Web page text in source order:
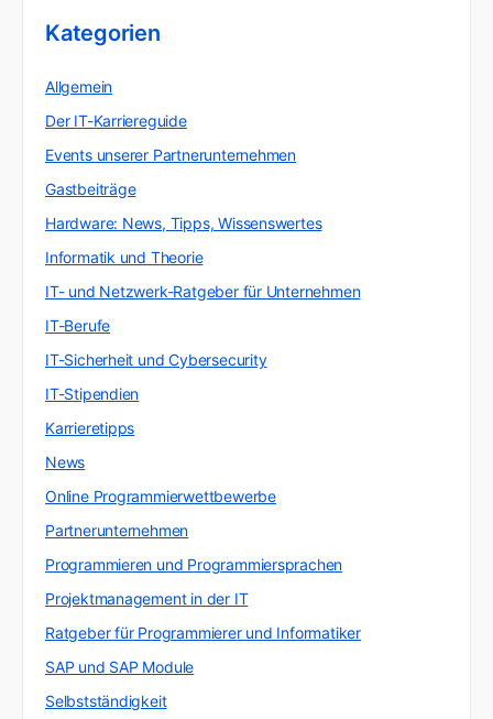
Kategorien
Allgemein
Der IT-Karriereguide
Events unserer Partnerunternehmen
Gastbeiträge
Hardware: News, Tipps, Wissenswertes
Informatik und Theorie
IT- und Netzwerk-Ratgeber für Unternehmen
IT-Berufe
IT-Sicherheit und Cybersecurity
IT-Stipendien
Karrieretipps
News
Online Programmierwettbewerbe
Partnerunternehmen
Programmieren und Programmiersprachen
Projektmanagement in der IT
Ratgeber für Programmierer und Informatiker
SAP und SAP Module
Selbstständigkeit